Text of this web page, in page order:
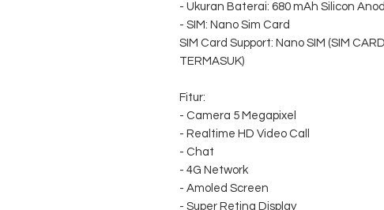
- Ukuran Baterai: 680 mAh Silicon
- SIM: Nano Sim Card
SIM Card Support: Nano SIM (SIM
TERMASUK)
Fitur:
- Camera 5 Megapixel
- Realtime HD Video Call
- Chat
- 4G Network
- Amoled Screen
- Super Retina Display